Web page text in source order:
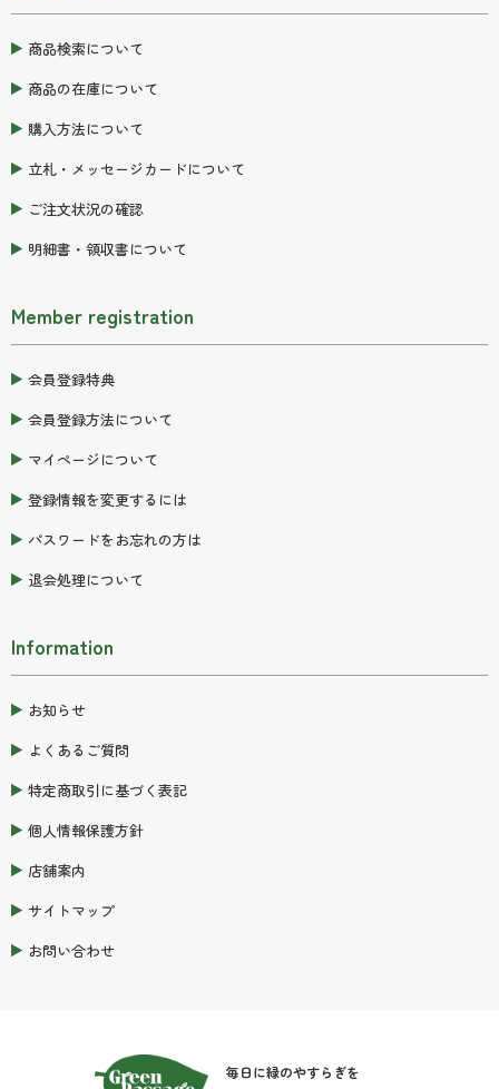
商品検索について
商品の在庫について
購入方法について
立札・メッセージカードについて
ご注文状況の確認
明細書・領収書について
Member registration
会員登録特典
会員登録方法について
マイページについて
登録情報を変更するには
パスワードをお忘れの方は
退会処理について
Information
お知らせ
よくあるご質問
特定商取引に基づく表記
個人情報保護方針
店舗案内
サイトマップ
お問い合わせ
毎日に緑のやすらぎを